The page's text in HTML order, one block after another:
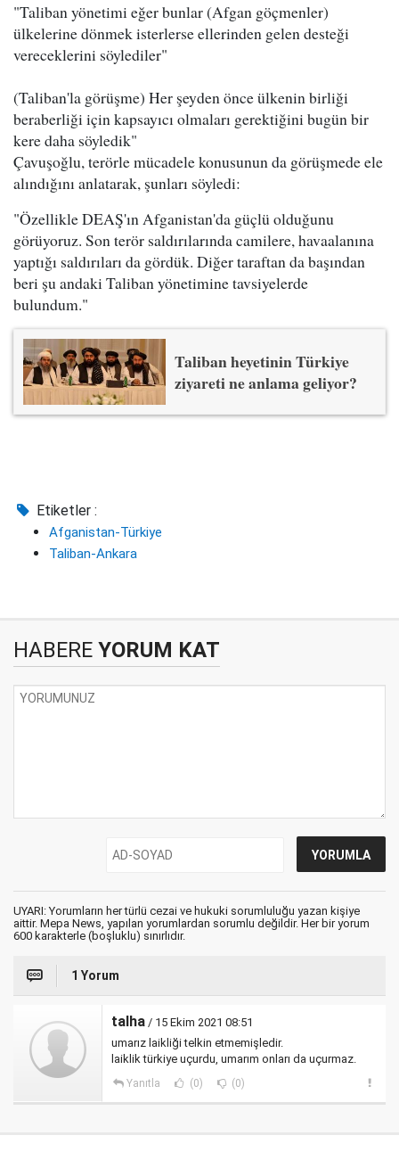
"Taliban yönetimi eğer bunlar (Afgan göçmenler)
ülkelerine dönmek isterlerse ellerinden gelen desteği
vereceklerini söylediler"
(Taliban'la görüşme) Her şeyden önce ülkenin birliği
beraberliği için kapsayıcı olmaları gerektiğini bugün bir
kere daha söyledik"
Çavuşoğlu, terörle mücadele konusunun da görüşmede ele
alındığını anlatarak, şunları söyledi:
"Özellikle DEAŞ'ın Afganistan'da güçlü olduğunu
görüyoruz. Son terör saldırılarında camilere, havaalanına
yaptığı saldırıları da gördük. Diğer taraftan da başından
beri şu andaki Taliban yönetimine tavsiyelerde
bulundum."
Taliban heyetinin Türkiye
ziyareti ne anlama geliyor?
Etiketler :
Afganistan-Türkiye
Taliban-Ankara
HABERE YORUM KAT
UYARI: Yorumların her türlü cezai ve hukuki sorumluluğu yazan kişiye
aittir. Mepa News, yapılan yorumlardan sorumlu değildir. Her bir yorum
600 karakterle (boşluklu) sınırlıdır.
1 Yorum
talha / 15 Ekim 2021 08:51
umarız laikliği telkin etmemişledir.
laiklik türkiye uçurdu, umarım onları da uçurmaz.
Yanıtla (0) (0)